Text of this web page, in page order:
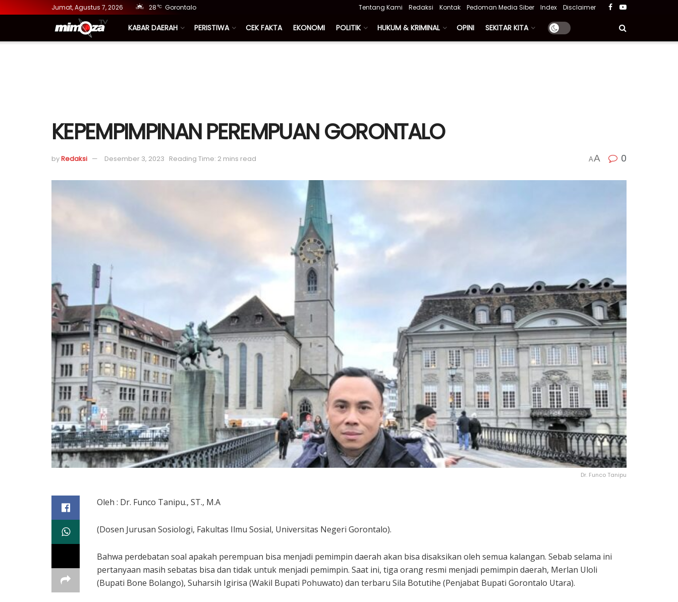
Jumat, Agustus 7, 2026 28 °C Gorontalo Tentang Kami Redaksi Kontak Pedoman Media Siber Index Disclaimer
KABAR DAERAH PERISTIWA CEK FAKTA EKONOMI POLITIK HUKUM & KRIMINAL OPINI SEKITAR KITA
KEPEMPIMPINAN PEREMPUAN GORONTALO
byRedaksi Desember 3, 2023 Reading Time: 2 mins read AA 0
Dr. Funco Tanipu
Oleh : Dr. Funco Tanipu., ST., M.A
(Dosen Jurusan Sosiologi, Fakultas Ilmu Sosial, Universitas Negeri Gorontalo).
Bahwa perdebatan soal apakah perempuan bisa menjadi pemimpin daerah akan bisa disaksikan oleh semua kalangan. Sebab selama ini
pertanyaan masih sebatas bisa dan tidak untuk menjadi pemimpin. Saat ini, tiga orang resmi menjadi pemimpin daerah, Merlan Uloli
(Bupati Bone Bolango), Suharsih Igirisa (Wakil Bupati Pohuwato) dan terbaru Sila Botutihe (Penjabat Bupati Gorontalo Utara).